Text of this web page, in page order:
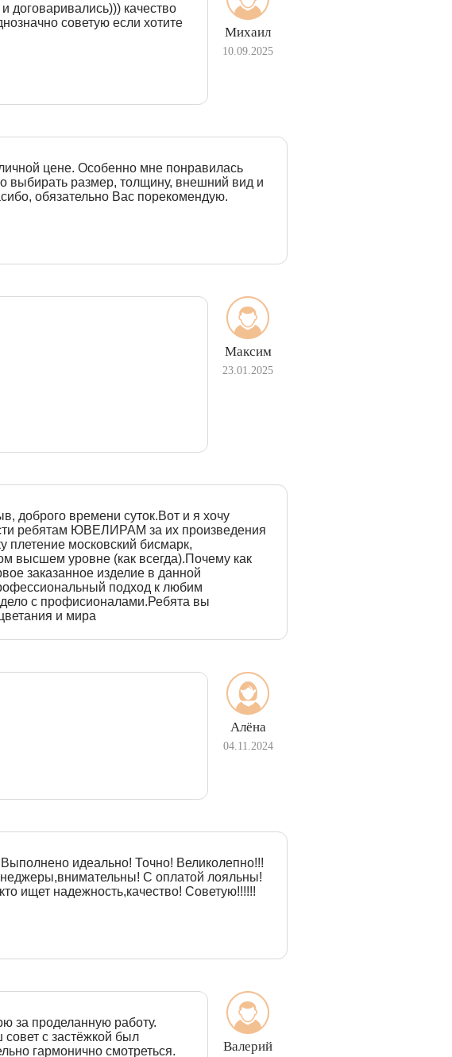
Михаил
10.09.2025
договаривались))) качество
советую если хотите
цене. Особенно мне понравилась
выбирать размер, толщину, внешний вид и
обязательно Вас порекомендую.
Максим
23.01.2025
доброго времени суток.Вот и я хочу
ребятам ЮВЕЛИРАМ за их произведения
плетение московский бисмарк,
высшем уровне (как всегда).Почему как
заказанное изделие в данной
подход к любим
с профисионалами.Ребята вы
и мира
Алёна
04.11.2024
идеально! Точно! Великолепно!!!
С оплатой лояльны!
ищет надежность,качество! Советую!!!!!!
Валерий
за проделанную работу.
с застёжкой был
гармонично смотреться.